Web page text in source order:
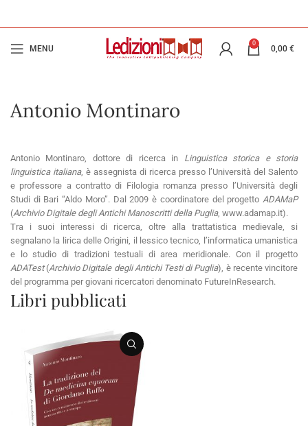
MENU
0
0,00 €
Antonio Montinaro
Antonio Montinaro, dottore di ricerca in Linguistica storica e storia
linguistica italiana, è assegnista di ricerca presso l’Università del Salento
e professore a contratto di Filologia romanza presso l’Università degli
Studi di Bari “Aldo Moro”. Dal 2009 è coordinatore del progetto ADAMaP
(Archivio Digitale degli Antichi Manoscritti della Puglia, www.adamap.it).
Tra i suoi interessi di ricerca, oltre alla trattatistica medievale, si
segnalano la lirica delle Origini, il lessico tecnico, l’informatica umanistica
e lo studio di tradizioni testuali di area meridionale. Con il progetto
ADATest(Archivio Digitale degli Antichi Testi di Puglia), è recente vincitore
del programma per giovani ricercatori denominato FutureInResearch.
Libri pubblicati